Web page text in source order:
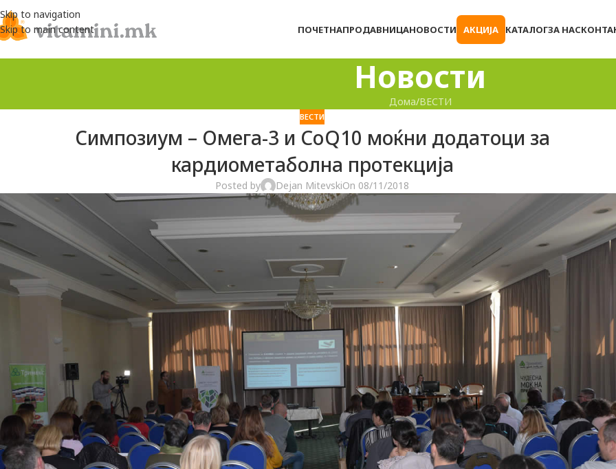
Skip to navigation
Skip to main content
ПОЧЕТНАПРОДАВНИЦАНОВОСТИ АКЦИЈА КАТАЛОГЗА НАС
Новости
Дома ВЕСТИ
ВЕСТИ
Симпозиум – Омега-3 и CoQ10 моќни додатоци за
кардиометаболна протекција
Posted by Dejan MitevskiOn 08/11/2018